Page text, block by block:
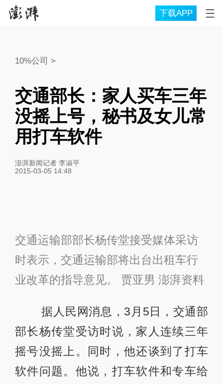
下载APP
10%公司 >
交通部长：家人买车三年
没摇上号，秘书及女儿常
用打车软件
澎湃新闻记者 李淑平
2015-03-05 14:48
交通运输部部长杨传堂接受媒体采访
时表示，交通运输部将出台出租车行
业改革的指导意见。 贾亚男 澎湃资料
据人民网消息，3月5日，交通部
部长杨传堂受访时说，家人连续三年
摇号没摇上。同时，他还谈到了打车
软件问题。他说，打车软件和专车给